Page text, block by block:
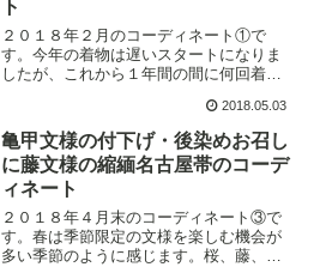
ト
２０１８年２月のコーディネート①で
す。今年の着物は遅いスタートになりま
したが、これから１年間の間に何回着物
て美しい着付けが出来るようになること
が、今年の目標です。本疋田絞りと疋田
絞りの違いを知りたい方は、…
2018.05.03
亀甲文様の付下げ・後染めお召し
に藤文様の縮緬名古屋帯のコーデ
ィネート
２０１８年４月末のコーディネート③で
す。春は季節限定の文様を楽しむ機会が
多い季節のように感じます。桜、藤、牡